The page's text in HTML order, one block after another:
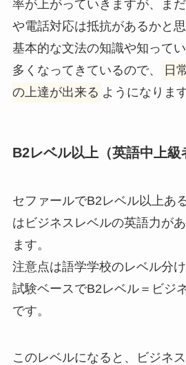
率が上がっていきますが、ま
や電話対応は抵抗があるかと
基本的な文法の知識や知って
多くなってきているので、
日
の上達が出来る ようになります
B2レベル以上（英語中上級
セファールでB2レベル以上あ
はビジネスレベルの英語力が
ます。
注意点は語学学校のレベル分
試験ベースでB2レベル＝ビジ
です。
このレベルになると、ビジネ